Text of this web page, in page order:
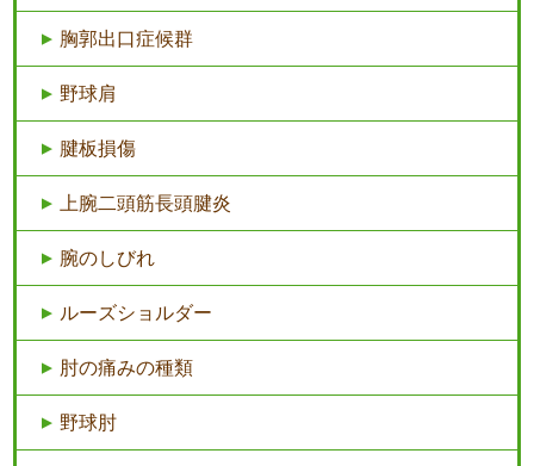
胸郭出口症候群
野球肩
腱板損傷
上腕二頭筋長頭腱炎
腕のしびれ
ルーズショルダー
肘の痛みの種類
野球肘